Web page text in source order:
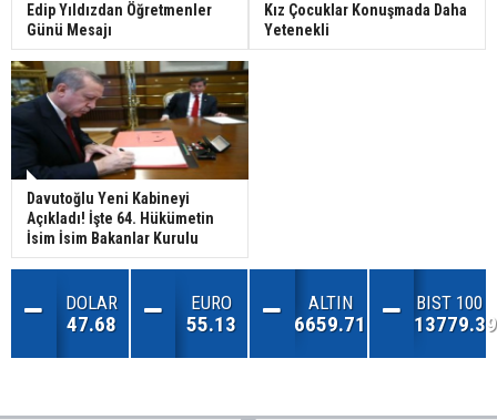
Edip Yıldızdan Öğretmenler
Günü Mesajı
Kız Çocuklar Konuşmada Daha
Yetenekli
Davutoğlu Yeni Kabineyi
Açıkladı! İşte 64. Hükümetin
İsim İsim Bakanlar Kurulu
DOLAR
47.68
EURO
55.13
ALTIN
6659.71
BIST 100
13779.39